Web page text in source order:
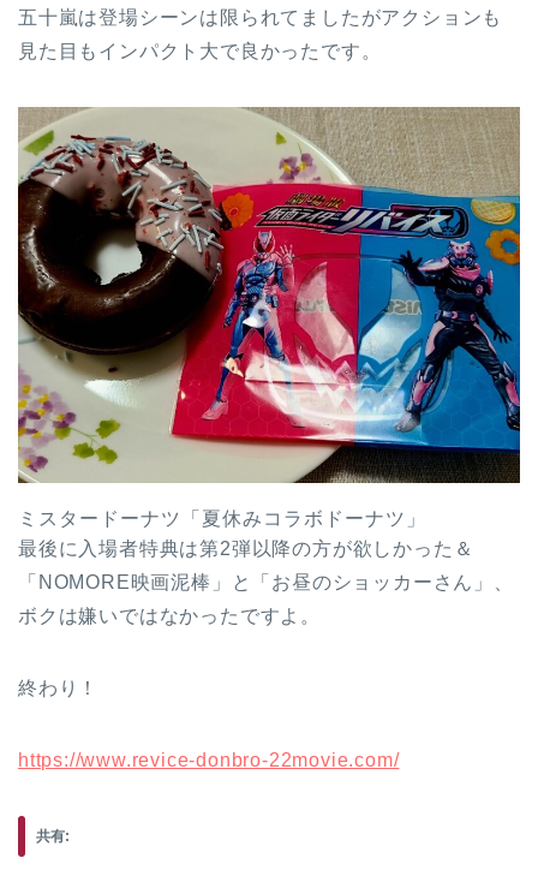
五十嵐は登場シーンは限られてましたがアクションも
見た目もインパクト大で良かったです。
ミスタードーナツ「夏休みコラボドーナツ」
最後に入場者特典は第2弾以降の方が欲しかった＆
「NOMORE映画泥棒」と「お昼のショッカーさん」、
ボクは嫌いではなかったですよ。
終わり！
https://www.revice-donbro-22movie.com/
共有: